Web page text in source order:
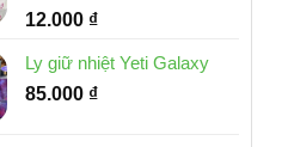
12.000 ₫
Ly giữ nhiệt Yeti Galaxy
85.000 ₫